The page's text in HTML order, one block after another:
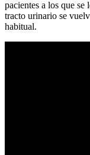
pacientes a los que se
tracto urinario se
habitual.